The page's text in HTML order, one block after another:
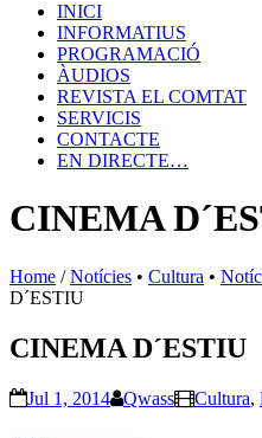
INICI
INFORMATIUS
PROGRAMACIÓ
ÀUDIOS
REVISTA EL COMTAT
SERVICIS
CONTACTE
EN DIRECTE…
CINEMA
Home /Notícies • Cultura •
D´ESTIU
CINEMA D´ESTIU
Jul 1, 2014 Qwass Cultura,